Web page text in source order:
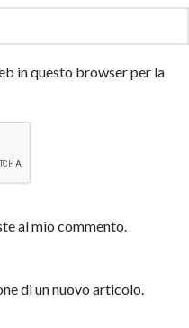
in questo browser per la
al mio commento.
di un nuovo articolo.